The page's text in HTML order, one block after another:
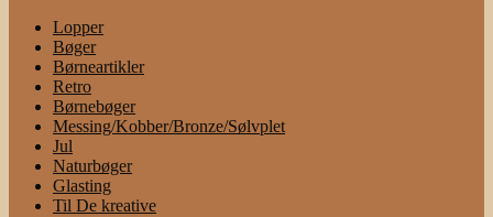
Lopper
Bøger
Børneartikler
Retro
Børnebøger
Messing/Kobber/Bronze/Sølvplet
Jul
Naturbøger
Glasting
Til De kreative